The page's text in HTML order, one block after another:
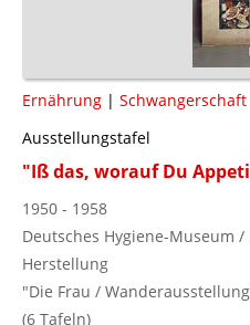
Ernährung | Schwangerschaft
Ausstellungstafel
"Iß das, worauf Du
1950 - 1958
Deutsches Hygiene-Museum
Herstellung
"Die Frau /
(6 Tafeln)